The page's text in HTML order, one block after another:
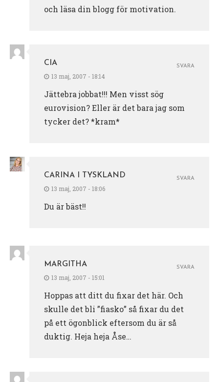
och läsa din blogg för motivation.
CIA
13 maj, 2007 - 18:14
Jättebra jobbat!!! Men visst sög
eurovision? Eller är det bara jag som
tycker det? *kram*
SVARA
CARINA I TYSKLAND
13 maj, 2007 - 18:06
Du är bäst!!
SVARA
MARGITHA
13 maj, 2007 - 15:01
Hoppas att ditt du fixar det här. Och
skulle det bli ”fiasko” så fixar du det
på ett ögonblick eftersom du är så
duktig. Heja heja Åse…
SVARA